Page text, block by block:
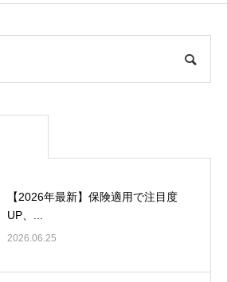
【2026年最新】保険適用で注目度
UP、...
2026.06.25